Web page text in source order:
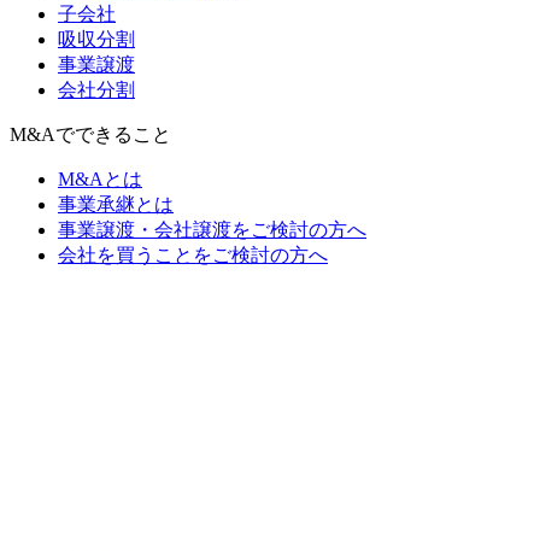
子会社
吸収分割
事業譲渡
会社分割
M&Aでできること
M&Aとは
事業承継とは
事業譲渡・会社譲渡をご検討の方へ
会社を買うことをご検討の方へ